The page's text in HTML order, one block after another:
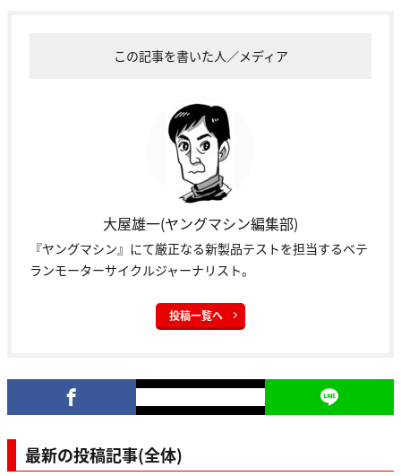
この記事を書いた人／メディア
大屋雄一(ヤングマシン編集部)
『ヤングマシン』にて厳正なる新製品テストを担当するベテ
ランモーターサイクルジャーナリスト。
投稿一覧へ
最新の投稿記事(全体)